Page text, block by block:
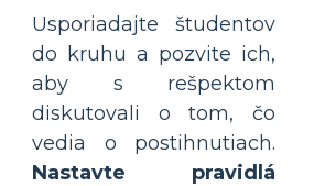
Usporiadajte študentov
do kruhu a pozvite ich,
aby s rešpektom
diskutovali o tom, čo
vedia o postihnutiach.
Nastavte pravidlá